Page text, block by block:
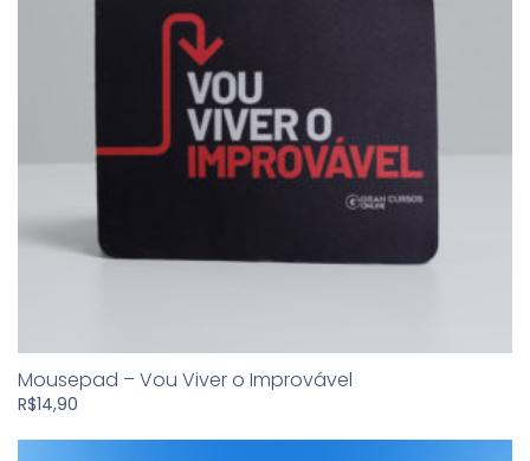
Mousepad – Vou Viver o Improvável
R$14,90